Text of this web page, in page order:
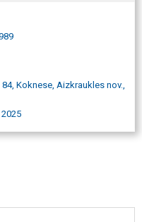
Koknese, Aizkraukles nov.,
2025